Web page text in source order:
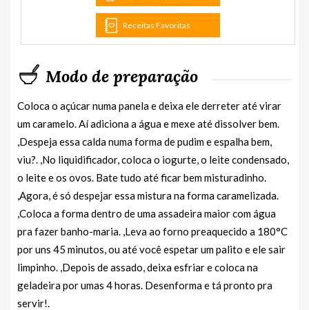
Receitas Favoritas
Modo de preparação
Coloca o açúcar numa panela e deixa ele derreter até virar
um caramelo. Aí adiciona a água e mexe até dissolver bem.
,Despeja essa calda numa forma de pudim e espalha bem,
viu?. ,No liquidificador, coloca o iogurte, o leite condensado,
o leite e os ovos. Bate tudo até ficar bem misturadinho.
,Agora, é só despejar essa mistura na forma caramelizada.
,Coloca a forma dentro de uma assadeira maior com água
pra fazer banho-maria. ,Leva ao forno preaquecido a 180°C
por uns 45 minutos, ou até você espetar um palito e ele sair
limpinho. ,Depois de assado, deixa esfriar e coloca na
geladeira por umas 4 horas. Desenforma e tá pronto pra
servir!.